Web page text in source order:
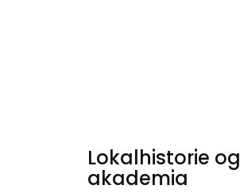
Lokalhistorie og
akademia